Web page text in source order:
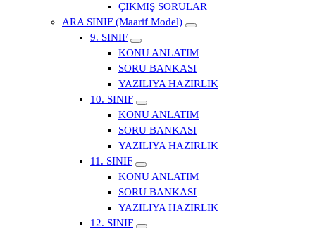
ÇIKMIŞ SORULAR
ARA SINIF (Maarif Model)
9. SINIF
KONU ANLATIM
SORU BANKASI
YAZILIYA HAZIRLIK
10. SINIF
KONU ANLATIM
SORU BANKASI
YAZILIYA HAZIRLIK
11. SINIF
KONU ANLATIM
SORU BANKASI
YAZILIYA HAZIRLIK
12. SINIF